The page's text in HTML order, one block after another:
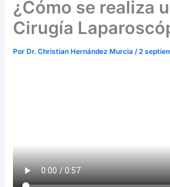
¿Cómo se realiza
Cirugía
Por Dr. Christian Hernández Murcia/2